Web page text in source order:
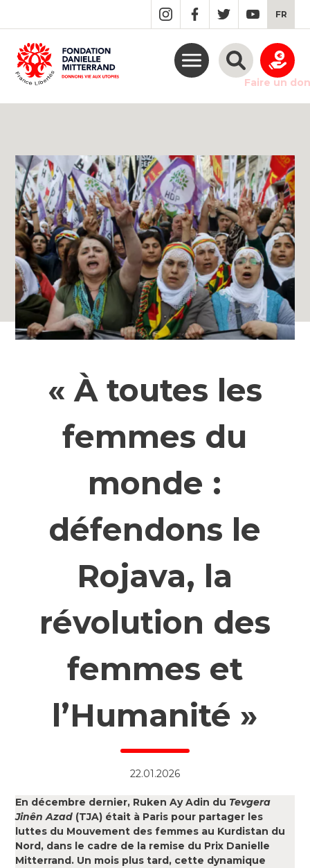
MAIN
CONTENT
FR
Faire un don
« À toutes les
femmes du
monde :
défendons le
Rojava, la
révolution des
femmes et
l’Humanité »
22.01.2026
En décembre dernier, Ruken Ay Adin du Tevgera
Jinên Azad (TJA) était à Paris pour partager les
luttes du Mouvement des femmes au Kurdistan du
Nord, dans le cadre de la remise du Prix Danielle
Mitterrand. Un mois plus tard, cette dynamique